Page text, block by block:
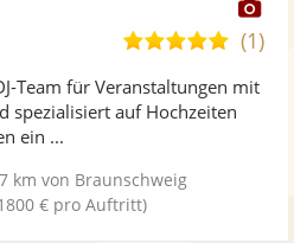
5,0
5
(1)
Team für Veranstaltungen mit
spezialisiert auf Hochzeiten
ein ...
km von Braunschweig
€ pro Auftritt)